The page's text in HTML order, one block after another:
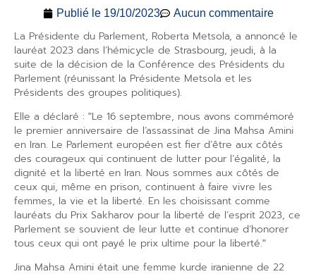
Publié le 19/10/2023 Aucun commentaire
La Présidente du Parlement, Roberta Metsola, a annoncé le
lauréat 2023 dans l’hémicycle de Strasbourg, jeudi, à la
suite de la décision de la Conférence des Présidents du
Parlement (réunissant la Présidente Metsola et les
Présidents des groupes politiques).
Elle a déclaré : ʺLe 16 septembre, nous avons commémoré
le premier anniversaire de l’assassinat de Jina Mahsa Amini
en Iran. Le Parlement européen est fier d’être aux côtés
des courageux qui continuent de lutter pour l’égalité, la
dignité et la liberté en Iran. Nous sommes aux côtés de
ceux qui, même en prison, continuent à faire vivre les
femmes, la vie et la liberté. En les choisissant comme
lauréats du Prix Sakharov pour la liberté de l’esprit 2023, ce
Parlement se souvient de leur lutte et continue d’honorer
tous ceux qui ont payé le prix ultime pour la liberté.ʺ
Jina Mahsa Amini était une femme kurde iranienne de 22